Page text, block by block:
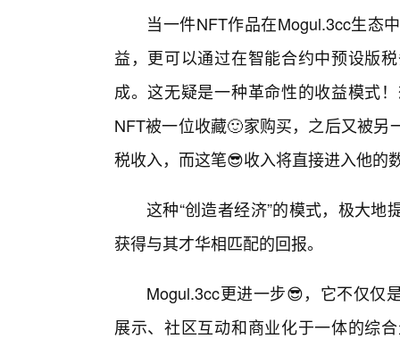
当一件NFT作品在Mogul.3cc生态
益，更可以通过在智能合约中预设版
成。这无疑是一种革命性的收益模式
NFT被一位收藏🙂家购买，之后又被
税收入，而这笔😎收入将直接进入他的
这种“创造者经济”的模式，极大
获得与其才华相匹配的回报。
Mogul.3cc更进一步😎，它不仅仅
展示、社区互动和商业化于一体的综